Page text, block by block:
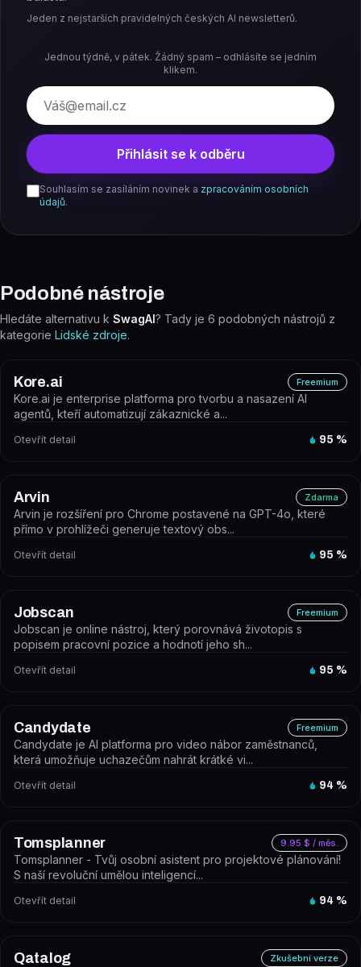
Jeden z nejstarších pravidelných českých AI newsletterů.
Jednou týdně, v pátek. Žádný spam – odhlásíte se jedním
klikem.
E-mail
Přihlásit se k odběru
Souhlasím se zasíláním novinek a zpracováním osobních
údajů.
Podobné nástroje
Hledáte alternativu k SwagAI? Tady je 6 podobných nástrojů z
kategorie Lidské zdroje.
Kore.ai Freemium
Kore.ai je enterprise platforma pro tvorbu a nasazení AI
agentů, kteří automatizují zákaznické a...
Otevřít detail 95 %
Arvin Zdarma
Arvin je rozšíření pro Chrome postavené na GPT-4o, které
přímo v prohlížeči generuje textový obs...
Otevřít detail 95 %
Jobscan Freemium
Jobscan je online nástroj, který porovnává životopis s
popisem pracovní pozice a hodnotí jeho sh...
Otevřít detail 95 %
Candydate Freemium
Candydate je AI platforma pro video nábor zaměstnanců,
která umožňuje uchazečům nahrát krátké vi...
Otevřít detail 94 %
Tomsplanner 9.95 $ / měs.
Tomsplanner - Tvůj osobní asistent pro projektové plánování!
S naší revoluční umělou inteligencí...
Otevřít detail 94 %
Qatalog Zkušební verze